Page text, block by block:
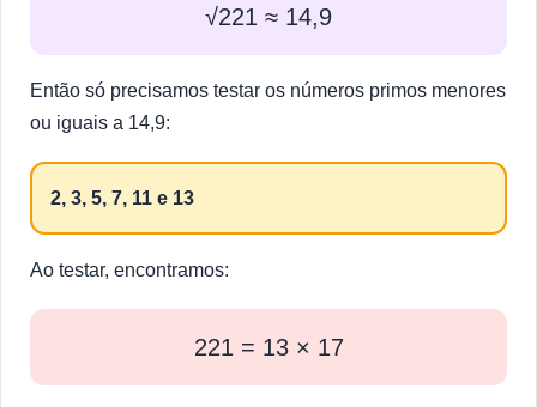
√221 ≈ 14,9
Então só precisamos testar os números primos menores
ou iguais a 14,9:
2, 3, 5, 7, 11 e 13
Ao testar, encontramos:
221 = 13 × 17